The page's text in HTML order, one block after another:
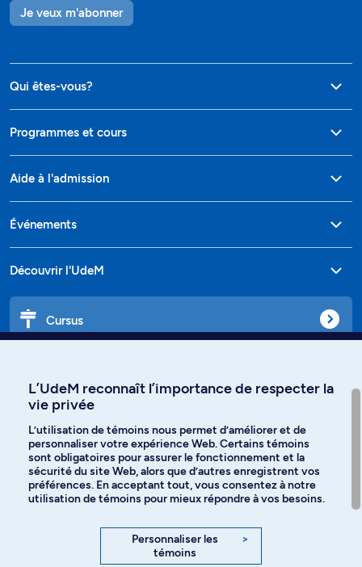
Je veux m'abonner
Qui êtes-vous?
Programmes et cours
Aide à l'admission
Événements
Découvrir l'UdeM
Cursus
Langues
Facebook Instagram
YouTube
L’UdeM reconnaît l’importance de respecter la
vie privée
L’utilisation de témoins nous permet d’améliorer et de
personnaliser votre expérience Web. Certains témoins
sont obligatoires pour assurer le fonctionnement et la
sécurité du site Web, alors que d’autres enregistrent vos
préférences. En acceptant tout, vous consentez à notre
utilisation de témoins pour mieux répondre à vos besoins.
Personnaliser les
témoins
>